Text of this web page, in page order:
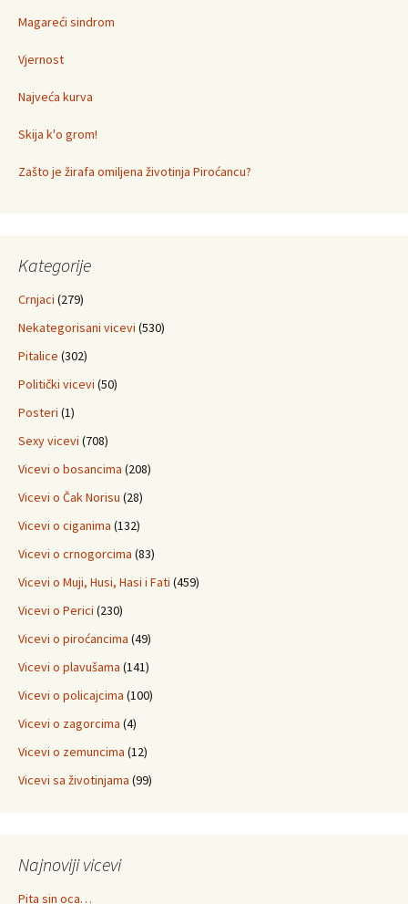
Magareći sindrom
Vjernost
Najveća kurva
Skija k'o grom!
Zašto je žirafa omiljena životinja Piroćancu?
Kategorije
Crnjaci (279)
Nekategorisani vicevi (530)
Pitalice (302)
Politički vicevi (50)
Posteri (1)
Sexy vicevi (708)
Vicevi o bosancima (208)
Vicevi o Čak Norisu (28)
Vicevi o ciganima (132)
Vicevi o crnogorcima (83)
Vicevi o Muji, Husi, Hasi i Fati (459)
Vicevi o Perici (230)
Vicevi o piroćancima (49)
Vicevi o plavušama (141)
Vicevi o policajcima (100)
Vicevi o zagorcima (4)
Vicevi o zemuncima (12)
Vicevi sa životinjama (99)
Najnoviji vicevi
Pita sin oca…